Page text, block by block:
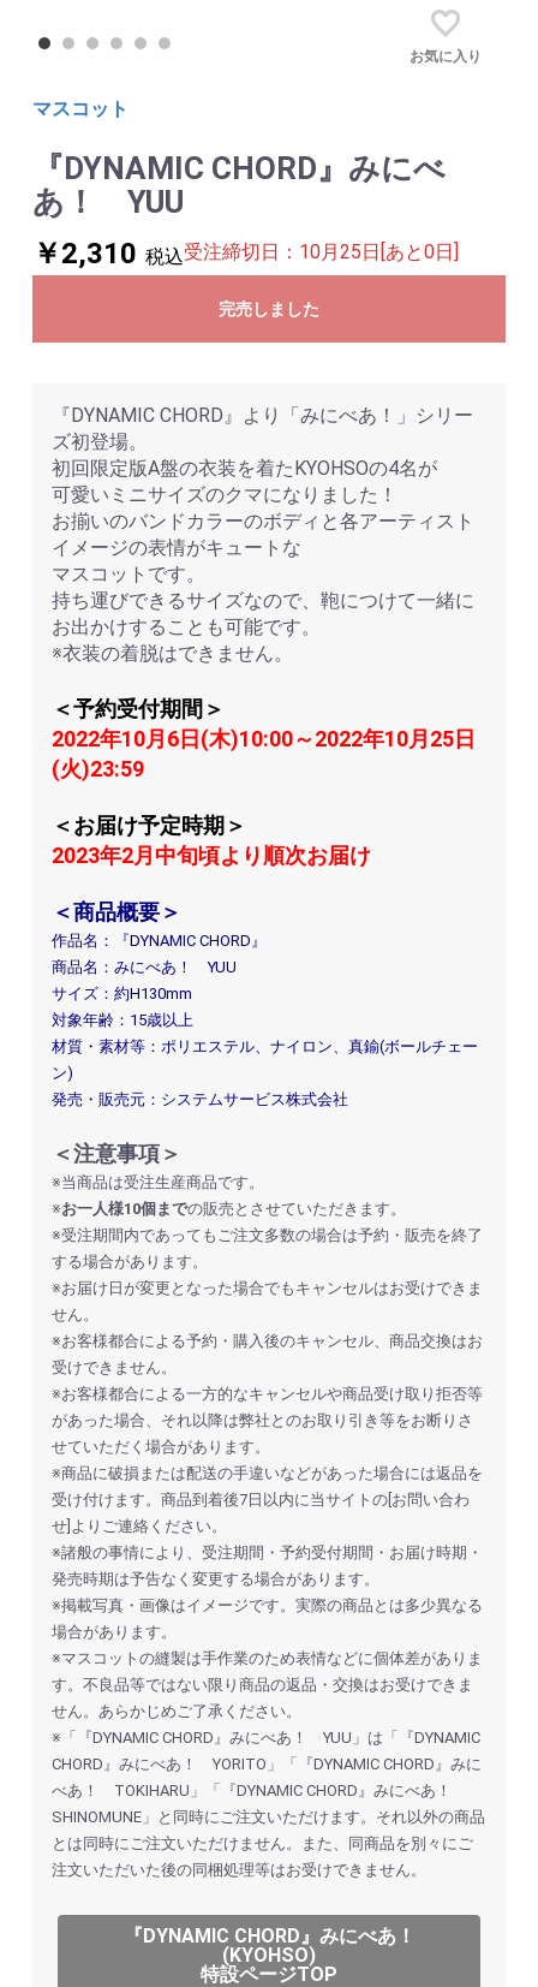
お気に入り
マスコット
『DYNAMIC CHORD』みにべ
あ！ YUU
￥2,310 税込受注締切日：10月25日[あと0日]
完売しました
お買い物を続ける カートへ進む
『DYNAMIC CHORD』より「みにべあ！」シリー
ズ初登場。
初回限定版A盤の衣装を着たKYOHSOの4名が
可愛いミニサイズのクマになりました！
お揃いのバンドカラーのボディと各アーティスト
イメージの表情がキュートな
マスコットです。
持ち運びできるサイズなので、鞄につけて一緒に
お出かけすることも可能です。
※衣装の着脱はできません。
＜予約受付期間＞
2022年10月6日(木)10:00～2022年10月25日
(火)23:59
＜お届け予定時期＞
2023年2月中旬頃より順次お届け
＜商品概要＞
作品名：『DYNAMIC CHORD』
商品名：みにべあ！ YUU
サイズ：約H130mm
対象年齢：15歳以上
材質・素材等：ポリエステル、ナイロン、真鍮(ボールチェー
ン)
発売・販売元：システムサービス株式会社
＜注意事項＞
※当商品は受注生産商品です。
※お一人様10個までの販売とさせていただきます。
※受注期間内であってもご注文多数の場合は予約・販売を終了
する場合があります。
※お届け日が変更となった場合でもキャンセルはお受けできま
せん。
※お客様都合による予約・購入後のキャンセル、商品交換はお
受けできません。
※お客様都合による一方的なキャンセルや商品受け取り拒否等
があった場合、それ以降は弊社とのお取り引き等をお断りさ
せていただく場合があります。
※商品に破損または配送の手違いなどがあった場合には返品を
受け付けます。商品到着後7日以内に当サイトの[お問い合わ
せ]よりご連絡ください。
※諸般の事情により、受注期間・予約受付期間・お届け時期・
発売時期は予告なく変更する場合があります。
※掲載写真・画像はイメージです。実際の商品とは多少異なる
場合があります。
※マスコットの縫製は手作業のため表情などに個体差がありま
す。不良品等ではない限り商品の返品・交換はお受けできま
せん。あらかじめご了承ください。
※「『DYNAMIC CHORD』みにべあ！ YUU」は「『DYNAMIC
CHORD』みにべあ！ YORITO」「『DYNAMIC CHORD』みに
べあ！ TOKIHARU」「『DYNAMIC CHORD』みにべあ！
SHINOMUNE」と同時にご注文いただけます。それ以外の商品
とは同時にご注文いただけません。また、同商品を別々にご
注文いただいた後の同梱処理等はお受けできません。
『DYNAMIC CHORD』みにべあ！
(KYOHSO)
特設ページTOP